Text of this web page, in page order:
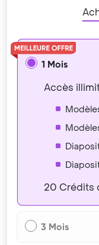
1 Mois
Accès
20 Crédits
3 Mois